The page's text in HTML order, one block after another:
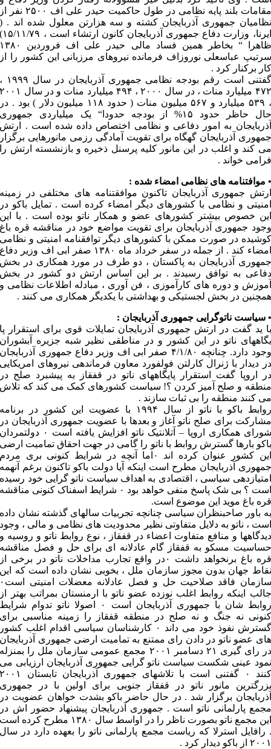
مقامات بلند پایه نظامی در طول حاکمیت حیدر علی اف ۲۵۰۰ نفر از
نظامیان جمهوری آذربایجان کشته و سه هزارتن معلول شده اند . (
ایرنا، وزارت دفاع جمهوری آذربایجان کانون ارتشاء است ، ۱۵/۱۱/۷۹)
ظاهرا “ بخاطر همین فساد مالی حیدر علی اف فروردین ۱۳۸۰
سرتیپ عباسعلی نوروزاف فرمانده نیروهای مرزبانی این کشور را از
کار برکنار کرد .
گفتنی است رقم بودجه نظامی جمهوری آذربایجان در سال ۱۹۹۹ ،
۴۷۲ میلیارد منات ، در سال ۲۰۰۰ ، ۴۹۴ میلیارد منات و در سال ۲۰۰۱
، ۵۳۹ میلیارد و ۵۶۷ میلیون منات ( حدود ۱۱۸ میلیون دلار ) بود . در
حال حاظر حدود ۱۵% از بودجه حدودا“ یک میلیاردی جمهوری
آذربایجان به امور دفاعی و نظامی اختصاص داده شده است . ارتش
جمهوری آذربایجان گهگاه برای تقویت آمادگی رزمی مانورهایی برگزار
می کند و اغلب در این مانور کلیه پرسنل ذخیره و بازنشسته ارتش را
فرامی خواند .
• موافتنامه های نظامی امضاء شده :
ارتش جمهوری آذربایجان تاکنون موافقتنامه های مختلفی در زمینه
امنیتی و نظامی با کشورهای دیگر امضاء کرده است . تمایل باکو در
این خصوص بیشتر کشورهای عضو و همکار ناتو بوده است . با این
وجود جمهوری آذربایجان برای تقویت مواضع خود در مناقشه قره باغ
کوشیده در صورت ممکن با کشورهای دیگر توافقنامه امنیتی و نظامی
امضاء کند . از جمله در سفر خرداد ماه ۱۳۸۰ صفر ابی اف وزیر دفاع
جمهوری آذربایجان به پاکستان ، دو طرف در مورد همکاری در بخش
دفاعی به توافق رسیدند . بر این اساس ارتش دو کشور در بخش
آموزش و دوره های کارآموزی ، فن آوری ، مبادله اطلاعات نظامی و
همچنین در بخش لجستیکی و بهداشتی با یکدیگر همکاری می کنند .
• سیاست ناتوگرایی جمهوری آذربایجان :
با ید گفت در ارتش جمهوری آذربایجان تمایلات قوی برای استقرار پا
یگاههای ناتو در این کشور و در مناطقی نظیر شبه جزیره آبشوران
وجود دارد. چنانچه ۴/۱/۸۰ صفر ابی اف وزیر دفاع جمهوری آذربایجان
در دیدار با ژنرال کارلتن فولفورد معاون فرماندهی نیروهای امریکایی
در اروپا گفت استقرار پایگاههای ناتو در قفقاز به پیشبرد صلح در
منطقه و صلح آمیز کردن ؟! سیاست کشورهای کمک می کند که تلاش
می کنند منطقه را بی ثبات سازند .
روابط باکو با ناتو از سال ۱۹۹۴ با عضویت این کشور در برنامه
مشارکت برای صلح ناتو آغاز و بعدها با عضویت جمهوری آذربایجان در
شورای همکاری اروپا – آتلانتیک ناتو افزایش یافته است ۰ دولتمردان
باکو بارها گسترش روابط با ناتو را گامی در جهت احقاق تمامیت ارضی
این کشور عنوان کرده اند ۰اما آنچه در شرایط کنونی بری مردم
جمهوری آذربایجان مطرح است اینکه آیا دولت باکو تاکنون برغم آنهمه
امتیازدهی سیاسی ، اقتصادی به اهداف سیاست ناتو گرایی خود رسیده
است ؟ بی شک پاسخ منفی خواهد بود ۰ شرایط اسفناک کنونی مناقشه
قره باغ موید این موضوع است.
به باور صاحبنظران سیاسی چنانچه تجربیات سالهای گذشته نشان داده
است ، ناتو به دلایل متفاوتی نظیر محدودیت های نظامی و مالی ، وجود
دیدگاهها و منافع متفاوت اعضاء در قفقاز ، نوع روابط ناتو و روسیه و
حساسیت مسکو به قفقاز گام عادلانه ای برای حل و فصل مناقشه
قره باغ برنخواهد داشت ۰در واقع تجارب مداخلات ناتو در برخی از
نقاط جهان بدون مجوز سازمان ملل ، بخوبی نشان داده است که این
سازمان فاقد صلاحیت حل و فصل عادلانه معضلات امنیتی است۰
جالب اینکه روابط اغلب نوزده عضو ناتو با ارمنستان بمراتب بهتر از
روابط شان با جمهوری آذربایجان است ۰ اصولا ناتو تدوام شرایط
کنونی نه جنگ و نه صلح در منطقه قفقاز را زمینه مناسبی برای
گسترش نفوذ خود می داند ۰ کارشناسان سیاسی اقدام اغلب کشور
های عضو ناتو در دادن رای ممتنع به تمامیت ارضی جمهوری آذربایجان
در رای گیری ۲۱ دسامبر ۲۰۰۱ مجمع عمومی سازمان ملل را بمنزله
نمود عینی شکست سیاست ناتو گرایی جمهوری آذربایجان ارزیابی می
کنند ۰ گفتنی است با تلاشهای جمهوری آذربایجان تابستان ۲۰۰۱
بزرگترین مانور ناتو در قفقاز جنوبی برای اولین با در جمهوری
آذربایجان برگزار شد . در حال حاضر باکو بشدت خواهان عضویت در
مجمع پارلمانی ناتو است . جمهوری آذربایجان پیشنهاد حضور اش در
این مجمع ناتو بصورت ناظر را در اواسط سال ۱۳۸۰ مطرح کرده است
. رافایل استرلا که ریاست مجمع پارلمانی ناتو را بعهده دارد در سال
۲۰۰۱ از باکو دیدار کرد .